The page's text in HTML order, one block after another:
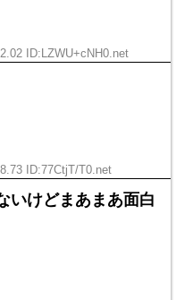
ID:LZWU+cNH0.net
ID:77CtjT/T0.net
いけどまあまあ面白